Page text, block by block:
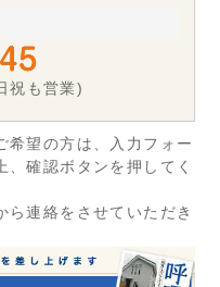
祝も営業)
希望の方は、入力フォー
、確認ボタンを押してく
ら連絡をさせていただき